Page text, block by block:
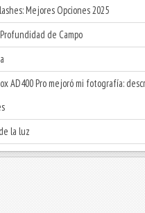
Mejores Opciones 2025
de Campo
AD400 Pro mejoró mi fotografía:
la luz